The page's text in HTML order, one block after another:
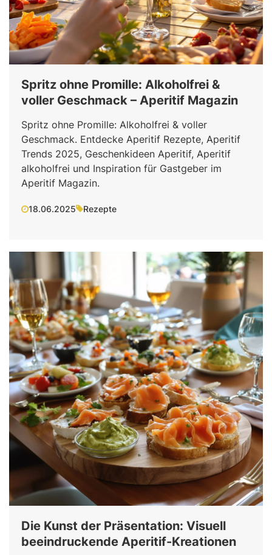
Spritz ohne Promille: Alkoholfrei &
voller Geschmack – Aperitif Magazin
Spritz ohne Promille: Alkoholfrei & voller
Geschmack. Entdecke Aperitif Rezepte, Aperitif
Trends 2025, Geschenkideen Aperitif, Aperitif
alkoholfrei und Inspiration für Gastgeber im
Aperitif Magazin.
18.06.2025 Rezepte
Die Kunst der Präsentation: Visuell
beeindruckende Aperitif-Kreationen